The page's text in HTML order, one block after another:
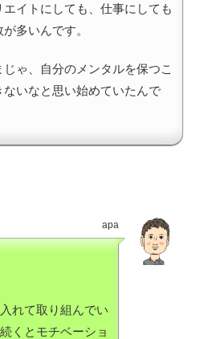
エイトにしても、仕事にしても
多いんです。
じゃ、自分のメンタルを保つこ
ないなと思い始めていたんで
apa
れて取り組んでい
くとモチベーショ